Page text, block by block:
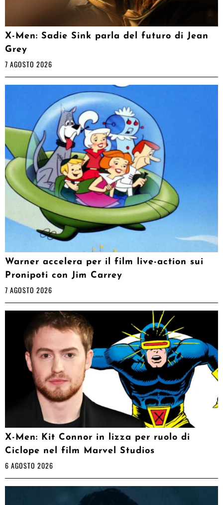
X-Men: Sadie Sink parla del futuro di Jean
Grey
7 AGOSTO 2026
Warner accelera per il film live-action sui
Pronipoti con Jim Carrey
7 AGOSTO 2026
X-Men: Kit Connor in lizza per ruolo di
Ciclope nel film Marvel Studios
6 AGOSTO 2026